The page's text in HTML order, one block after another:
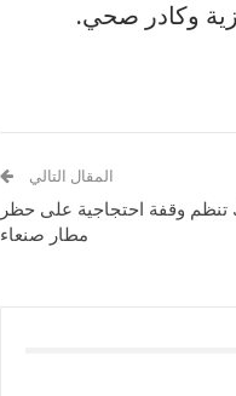
وكادر صحي.
المقال التالي
تنظم وقفة احتجاجية على حظر
مطار صنعاء